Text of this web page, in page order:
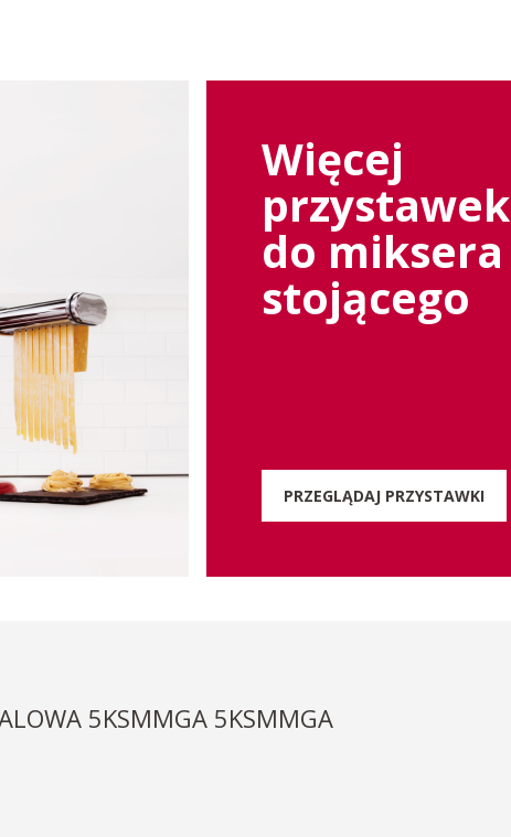
Więcej
przystawek
do miksera
stojącego
PRZEGLĄDAJ PRZYSTAWKI
5KSMMGA 5KSMMGA